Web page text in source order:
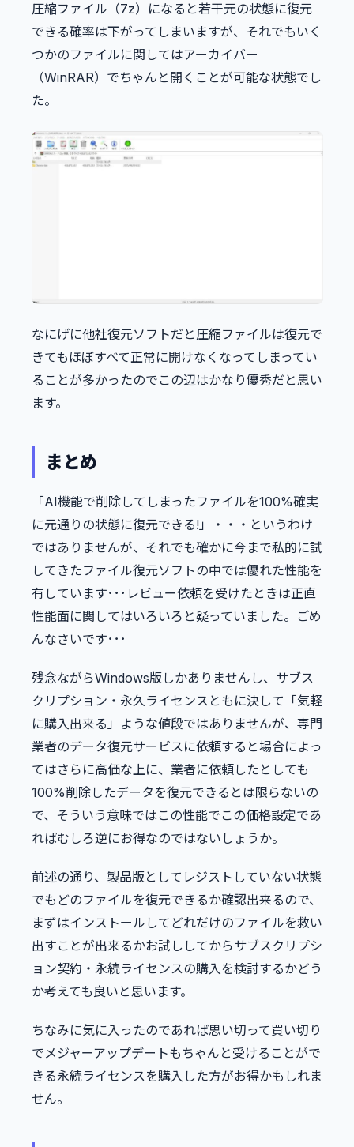
圧縮ファイル（7z）になると若干元の状態に復元
できる確率は下がってしまいますが、それでもいく
つかのファイルに関してはアーカイバー
（WinRAR）でちゃんと開くことが可能な状態でし
た。
なにげに他社復元ソフトだと圧縮ファイルは復元で
きてもほぼすべて正常に開けなくなってしまってい
ることが多かったのでこの辺はかなり優秀だと思い
ます。
まとめ
「AI機能で削除してしまったファイルを100%確実
に元通りの状態に復元できる!」・・・というわけ
ではありませんが、それでも確かに今まで私的に試
してきたファイル復元ソフトの中では優れた性能を
有しています･･･レビュー依頼を受けたときは正直
性能面に関してはいろいろと疑っていました。ごめ
んなさいです･･･
残念ながらWindows版しかありませんし、サブス
クリプション・永久ライセンスともに決して「気軽
に購入出来る」ような値段ではありませんが、専門
業者のデータ復元サービスに依頼すると場合によっ
てはさらに高価な上に、業者に依頼したとしても
100%削除したデータを復元できるとは限らないの
で、そういう意味ではこの性能でこの価格設定であ
ればむしろ逆にお得なのではないしょうか。
前述の通り、製品版としてレジストしていない状態
でもどのファイルを復元できるか確認出来るので、
まずはインストールしてどれだけのファイルを救い
出すことが出来るかお試ししてからサブスクリプシ
ョン契約・永続ライセンスの購入を検討するかどう
か考えても良いと思います。
ちなみに気に入ったのであれば思い切って買い切り
でメジャーアップデートもちゃんと受けることがで
きる永続ライセンスを購入した方がお得かもしれま
せん。